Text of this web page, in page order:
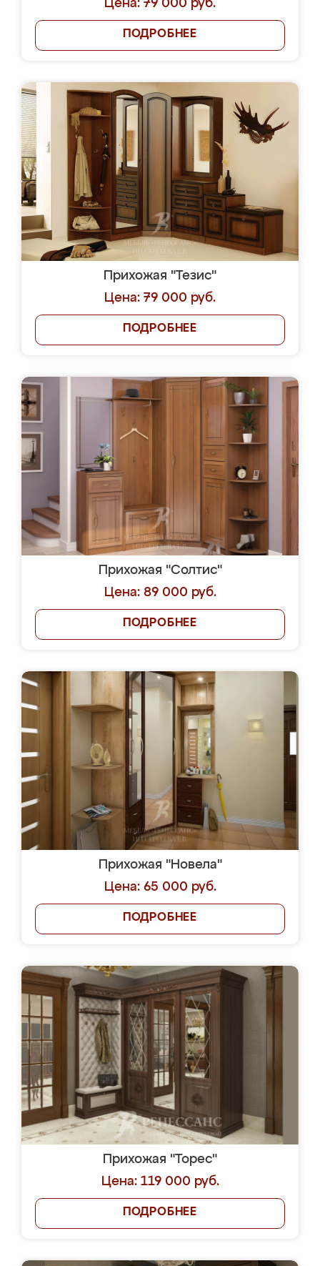
Цена: 79 000 руб.
ПОДРОБНЕЕ
Прихожая "Тезис"
Цена: 79 000 руб.
ПОДРОБНЕЕ
Прихожая "Солтис"
Цена: 89 000 руб.
ПОДРОБНЕЕ
Прихожая "Новела"
Цена: 65 000 руб.
ПОДРОБНЕЕ
Прихожая "Торес"
Цена: 119 000 руб.
ПОДРОБНЕЕ